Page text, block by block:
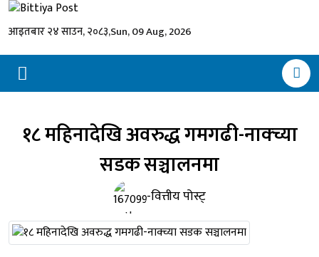
आइतबार २४ साउन, २०८३,Sun, 09 Aug, 2026
१८ महिनादेखि अवरुद्ध गमगढी-नाक्च्या
सडक सञ्चालनमा
-वित्तीय पोस्ट्